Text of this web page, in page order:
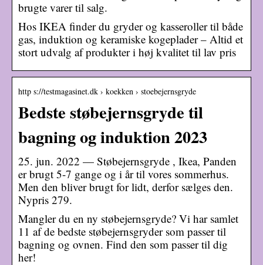
brugte varer til salg.
Hos IKEA finder du gryder og kasseroller til både
gas, induktion og keramiske kogeplader – Altid et
stort udvalg af produkter i høj kvalitet til lav pris
http s://testmagasinet.dk › koekken › stoebejernsgryde
Bedste støbejernsgryde til
bagning og induktion 2023
25. jun. 2022 — Støbejernsgryde , Ikea, Panden
er brugt 5-7 gange og i år til vores sommerhus.
Men den bliver brugt for lidt, derfor sælges den.
Nypris 279.
Mangler du en ny støbejernsgryde? Vi har samlet
11 af de bedste støbejernsgryder som passer til
bagning og ovnen. Find den som passer til dig
her!